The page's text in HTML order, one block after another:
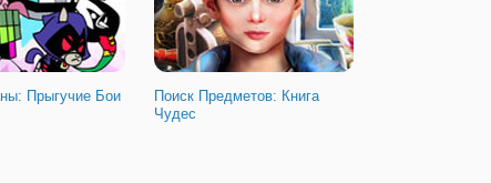
Прыгучие Бои
Поиск Предметов: Книга
Чудес